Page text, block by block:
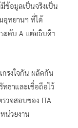
มีข้อมูลเป็นจริงเป็น
อุทยานฯ ที่ได้
ะดับ A แต่อธิบดีฯ
รงใจกัน ผลัดกัน
ทธาและเชื่อถือไว้
รวจสอบของ ITA
น่วยงาน